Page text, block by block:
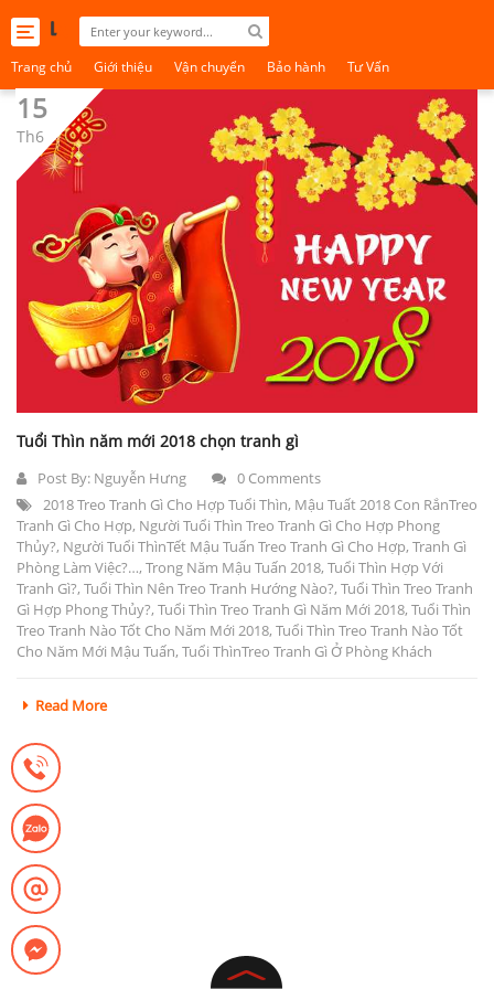
Toggle
navigation
Trang chủ Giới thiệu Vận chuyển Bảo hành Tư Vấn
15
Th6
Tuổi Thìn năm mới 2018 chọn tranh gì
Post By: Nguyễn Hưng
0 Comments
2018 Treo Tranh Gì Cho Hợp Tuổi Thìn, Mậu Tuất 2018 Con RắnTreo
Tranh Gì Cho Hợp, Người Tuổi Thìn Treo Tranh Gì Cho Hợp Phong
Thủy?, Người Tuổi ThìnTết Mậu Tuấn Treo Tranh Gì Cho Hợp, Tranh Gì
Phòng Làm Việc?…, Trong Năm Mậu Tuấn 2018, Tuổi Thìn Hợp Với
Tranh Gì?, Tuổi Thìn Nên Treo Tranh Hướng Nào?, Tuổi Thìn Treo Tranh
Gì Hợp Phong Thủy?, Tuổi Thìn Treo Tranh Gì Năm Mới 2018, Tuổi Thìn
Treo Tranh Nào Tốt Cho Năm Mới 2018, Tuổi Thìn Treo Tranh Nào Tốt
Cho Năm Mới Mậu Tuấn, Tuổi ThìnTreo Tranh Gì Ở Phòng Khách
Read More